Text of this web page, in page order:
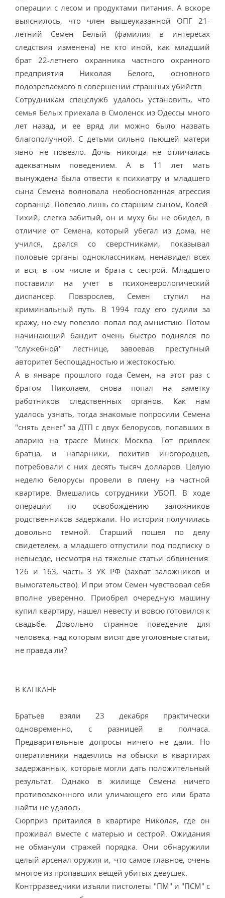
операции с лесом и продуктами питания. А вскоре
выяснилось, что член вышеуказанной ОПГ 21-
летний Семен Белый (фамилия в интересах
следствия изменена) не кто иной, как младший
брат 22-летнего охранника частного охранного
предприятия Николая Белого, основного
подозреваемого в совершении страшных убийств.
Сотрудникам спецслужб удалось установить, что
семья Белых приехала в Смоленск из Одессы много
лет назад, и ее вряд ли можно было назвать
благополучной. С детьми сильно пьющей матери
явно не повезло. Дочь никогда не отличалась
адекватным поведением. А в 11 лет мать
вынуждена была отвести к психиатру и младшего
сына Семена волновала необоснованная агрессия
сорванца. Повезло лишь со старшим сыном, Колей.
Тихий, слегка забитый, он и муху бы не обидел, в
отличие от Семена, который убегал из дома, не
учился, дрался со сверстниками, показывал
половые органы одноклассникам, ненавидел всех
и вся, в том числе и брата с сестрой. Младшего
поставили на учет в психоневрологический
диспансер. Повзрослев, Семен ступил на
криминальный путь. В 1994 году его судили за
кражу, но ему повезло: попал под амнистию. Потом
начинающий бандит очень быстро поднялся по
"служебной" лестнице, завоевав преступный
авторитет беспощадностью и жестокостью.
А в январе прошлого года Семен, на этот раз с
братом Николаем, снова попал на заметку
работников следственных органов. Как нам
удалось узнать, тогда знакомые попросили Семена
"снять денег" за ДТП с двух белорусов, попавших в
аварию на трассе Минск Москва. Тот привлек
братца, и напарники, похитив иногородцев,
потребовали с них десять тысяч долларов. Целую
неделю белорусы провели в плену на частной
квартире. Вмешались сотрудники УБОП. В ходе
операции по освобождению заложников
родственников задержали. Но история получилась
довольно темной. Старший пошел по делу
свидетелем, а младшего отпустили под подписку о
невыезде, несмотря на тяжелые статьи обвинения:
126 и 163, часть 3 УК РФ (захват заложников и
вымогательство). И при этом Семен чувствовал себя
вполне уверенно. Приобрел очередную машину
купил квартиру, нашел невесту и вовсю готовился к
свадьбе. Довольно странное поведение для
человека, над которым висят две уголовные статьи,
не правда ли?
В КАПКАНЕ
Братьев взяли 23 декабря практически
одновременно, с разницей в полчаса.
Предварительные допросы ничего не дали. Но
оперативники надеялись на обыски в квартирах
задержанных, которые могли дать положительный
результат. Однако в жилище Семена ничего
противозаконного или уличающего его или брата
найти не удалось.
Сюрприз притаился в квартире Николая, где он
проживал вместе с матерью и сестрой. Ожидания
не обманули стражей порядка. Они обнаружили
целый арсенал оружия и, что самое главное, очень
многое из пропавших вещей убитых девушек.
Контрразведчики изъяли пистолеты "ПМ" и "ПСМ" с